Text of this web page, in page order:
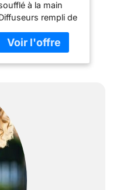
à la main
rempli de
d'huile essentielles
Art pour
l'ambiance
Adaptée
un usage en